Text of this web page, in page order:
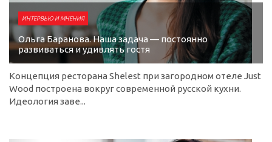
ИНТЕРВЬЮ И МНЕНИЯ
Ольга Баранова. Наша задача — постоянно
развиваться и удивлять гостя
Концепция ресторана Shelest при загородном отеле Just
Wood построена вокруг современной русской кухни.
Идеология заве...